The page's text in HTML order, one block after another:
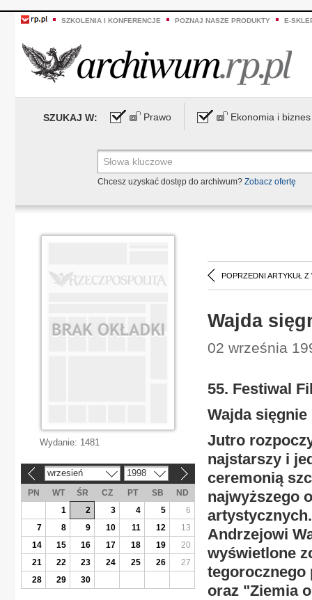
SZKOLENIA I KONFERENCJE POZNAJ NASZE PRODUKTY E-
SZUKAJ W: Prawo Ekonomia i biznes
Chcesz uzyskać dostęp do archiwum? Zobacz ofertę
POPRZEDNI ARTYKUŁ Z
Wajda
02 września
55. Festiwal
Wajda sięgnie
Jutro
najstarszy i
ceremonią
najwyższego
Andrzejowi
wyświetlone
tegorocznego
oraz "Ziemia
Wydanie: 1481
wrzesień 1998
PN WT ŚR CZ PT SB
ND
1
2 3 4 5
6
7
8 9 10 11 12
13
14
15 16 17 18 19
20
21
22 23 24 25 26
27
28
29 30